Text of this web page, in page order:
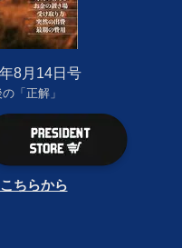
8月14日号
「正解」
ちらから